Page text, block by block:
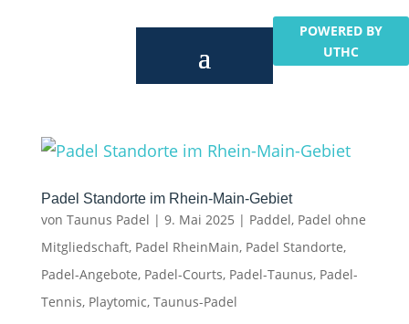
POWERED BY
UTHC
Padel Standorte im Rhein-Main-Gebiet
von Taunus Padel | 9. Mai 2025 | Paddel, Padel ohne
Mitgliedschaft, Padel RheinMain, Padel Standorte,
Padel-Angebote, Padel-Courts, Padel-Taunus, Padel-
Tennis, Playtomic, Taunus-Padel